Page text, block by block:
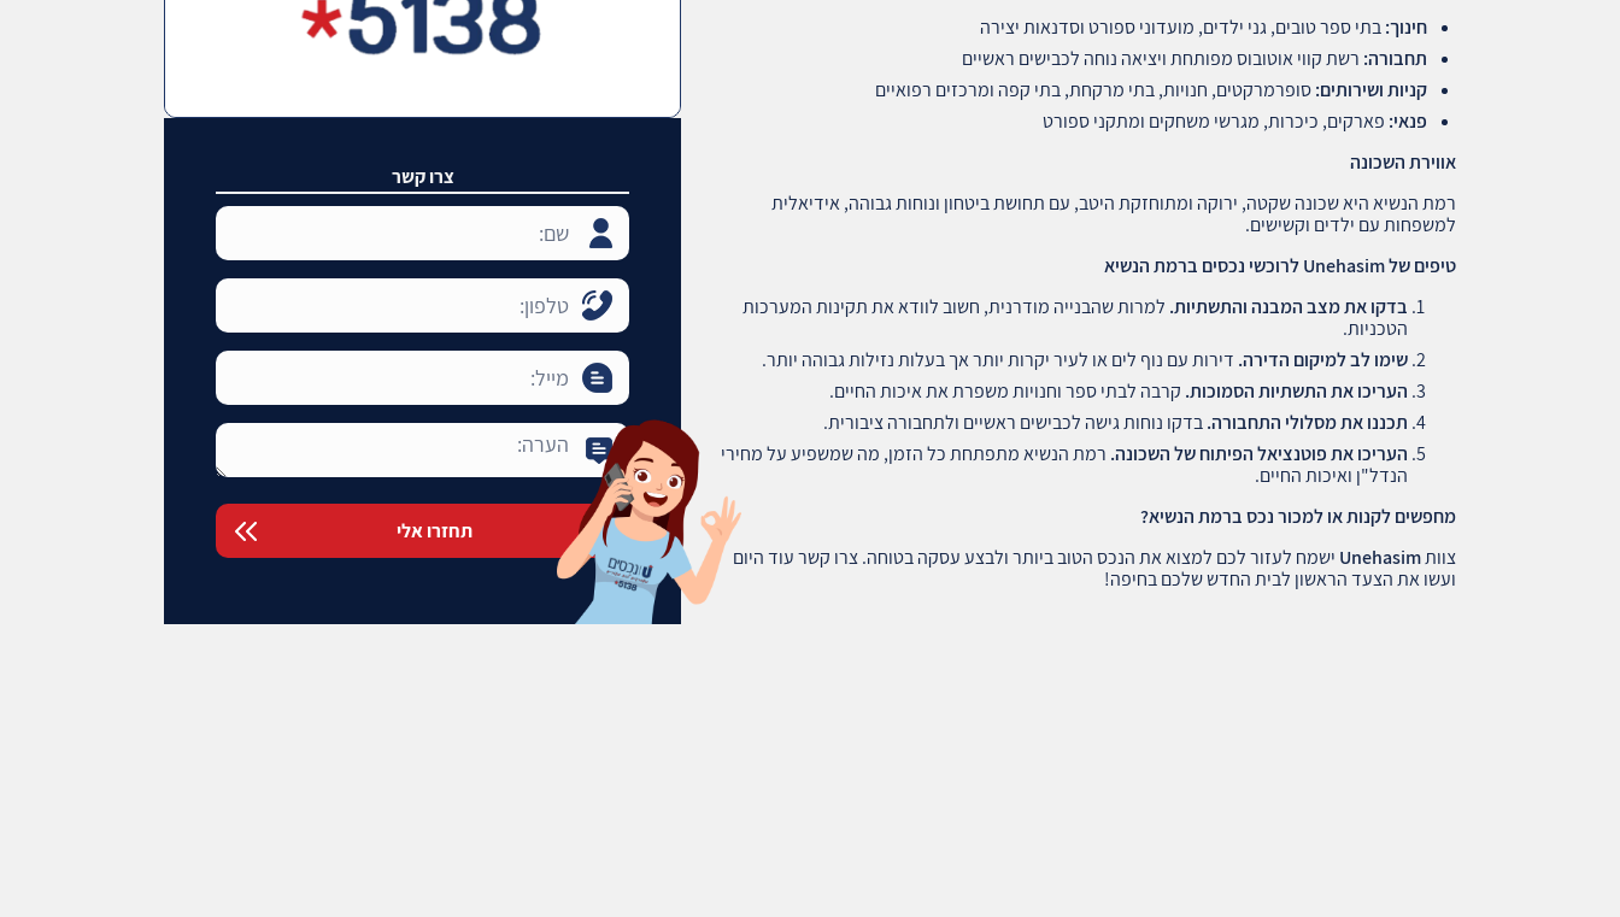
חינוך:בתי ספר טובים, גני ילדים, מועדוני ספורט וסדנאות יצירה
תחבורה: רשת קווי אוטובוס מפותחת ויציאה נוחה לכבישים ראשיים
קניות ושירותים:סופרמרקטים, חנויות, בתי מרקחת, בתי קפה ומרכזים רפואיים
פנאי: פארקים, כיכרות, מגרשי משחקים ומתקני ספורט
אווירת השכונה
רמת הנשיא היא שכונה שקטה, ירוקה ומתוחזקת היטב, עם תחושת ביטחון ונוחות גבוהה, אידיאלית
למשפחות עם ילדים וקשישים.
טיפים שלUnehasim
לרוכשי נכסים ברמת הנשיא
בדקו את מצב המבנה והתשתיות. למרות שהבנייה מודרנית, חשוב לוודא את תקינות המערכות
הטכניות.
שימו לב למיקום הדירה. דירות עם נוף לים או לעיר יקרות יותר אך בעלות נזילות גבוהה יותר.
העריכו את התשתיות הסמוכות. קרבה לבתי ספר וחנויות משפרת את איכות החיים.
תכננו את מסלולי התחבורה.בדקו נוחות גישה לכבישים ראשיים ולתחבורה ציבורית.
העריכו את פוטנציאל הפיתוח של השכונה. רמת הנשיא מתפתחת כל הזמן, מה שמשפיע על מחירי
הנדל"ן ואיכות החיים.
מחפשים לקנות או למכור נכס ברמת הנשיא?
צוותUnehasim ישמח לעזור לכם למצוא את הנכס הטוב ביותר ולבצע עסקה בטוחה. צרו קשר עוד היום
ועשו את הצעד הראשון לבית החדש שלכם בחיפה!
צרו קשר